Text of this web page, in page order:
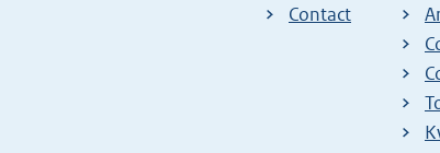
Contact